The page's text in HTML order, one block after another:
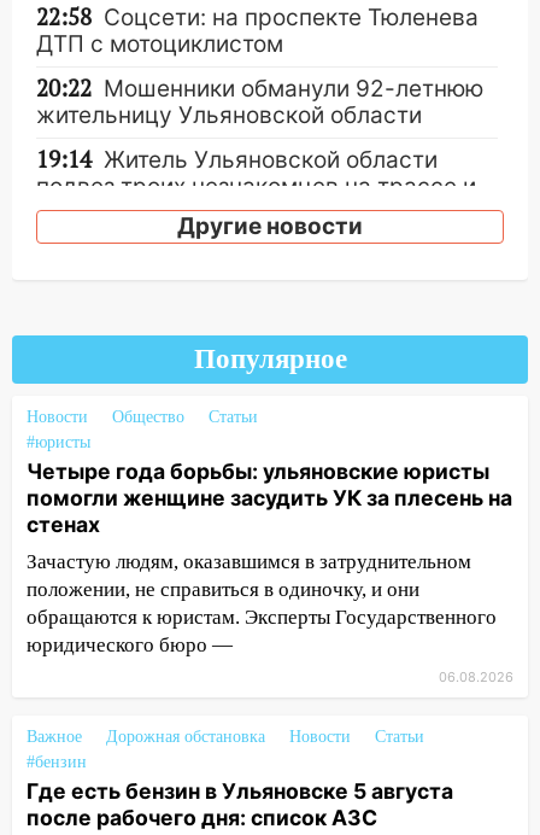
22:58 Соцсети: на проспекте Тюленева
ДТП с мотоциклистом
20:22 Мошенники обманули 92-летнюю
жительницу Ульяновской области
19:14 Житель Ульяновской области
подвез троих незнакомцев на трассе и
заработал уголовное дело
18:00 Мотофристайл, рок и силовой
экстрим: в Ульяновске пройдет
большой фестиваль «Наше время»
17:30
Где есть бензин в Ульяновске 5
августа после рабочего дня: список АЗС
17:05 «Обыск» по видеосвязи: в
Ульяновске задержали 19-летнюю
16:12 Едва не перерезал горло: в
Вешкайме посиделки с судимым
знакомым закончились для женщины
перевернулась на мопеде и попала в
больницу
15:59 Ульяновец отдал более 14
Другие новости
Популярное
Новости Общество
Статьи
#юристы
Четыре года борьбы: ульяновские юристы
помогли женщине засудить УК за плесень на
стенах
Зачастую людям, оказавшимся в затруднительном
положении, не справиться в одиночку, и они
обращаются к юристам. Эксперты Государственного
юридического бюро —
06.08.2026
Важное Дорожная обстановка Новости
Статьи
#бензин
Где есть бензин в Ульяновске 5 августа
после рабочего дня: список АЗС